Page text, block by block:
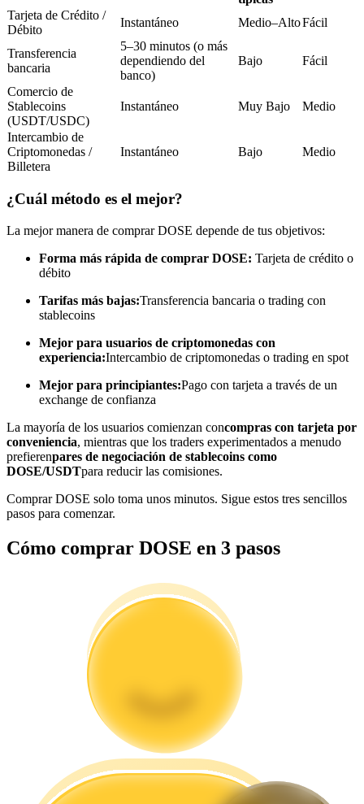
Copiar Trading
Únete a los mejores traders
Disfruta del reparto de beneficios y comisiones de copy trading
Información
Análisis de big data que incluye información comercial, etc.
Guía de inicio de futuros
Tarjeta de Crédito /
Débito
Instantáneo Medio–AltoFácil
Transferencia
bancaria
5–30 minutos (o más
dependiendo del
banco)
Bajo Fácil
Comercio de
Stablecoins
(USDT/USDC)
Instantáneo Muy Bajo Medio
Intercambio de
Criptomonedas /
Billetera
Instantáneo Bajo Medio
¿Cuál método es el mejor?
La mejor manera de comprar DOSE depende de tus objetivos:
Forma más rápida de comprar DOSE: Tarjeta de crédito o
débito
Tarifas más bajas:Transferencia bancaria o trading con
stablecoins
Mejor para usuarios de criptomonedas con
experiencia:Intercambio de criptomonedas o trading en spot
Mejor para principiantes:Pago con tarjeta a través de un
exchange de confianza
La mayoría de los usuarios comienzan concompras con tarjeta por
conveniencia, mientras que los traders experimentados a menudo
prefierenpares de negociación de stablecoins como
DOSE/USDTpara reducir las comisiones.
Comprar DOSE solo toma unos minutos. Sigue estos tres sencillos
pasos para comenzar.
Cómo comprar DOSE en 3 pasos